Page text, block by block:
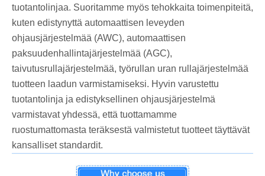
tuotantolinjaa. Suoritamme myös tehokkaita toimenpiteitä,
kuten edistynyttä automaattisen leveyden
ohjausjärjestelmää (AWC), automaattisen
paksuudenhallintajärjestelmää (AGC),
taivutusrullajärjestelmää, työrullan uran rullajärjestelmää
tuotteen laadun varmistamiseksi. Hyvin varustettu
tuotantolinja ja edistyksellinen ohjausjärjestelmä
varmistavat yhdessä, että tuottamamme
ruostumattomasta teräksestä valmistetut tuotteet täyttävät
kansalliset standardit.